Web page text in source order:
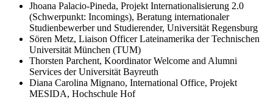
Jhoana Palacio-Pineda, Projekt Internationalisierung 2.0
(Schwerpunkt: Incomings), Beratung internationaler
Studienbewerber und Studierender, Universität Regensburg
Sören Metz, Liaison Officer Lateinamerika der Technischen
Universität München (TUM)
Thorsten Parchent, Koordinator Welcome and Alumni
Services der Universität Bayreuth
Diana Carolina Mignano, International Office, Projekt
MESIDA, Hochschule Hof